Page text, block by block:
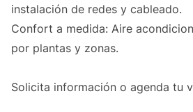
instalación de redes y cableado.
Confort a medida: Aire
por plantas y zonas.
Solicita información o agenda tu